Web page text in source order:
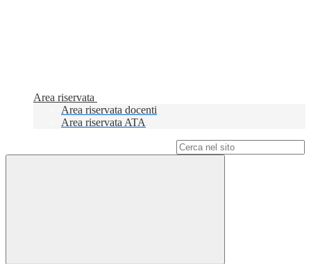
Area riservata
Area riservata docenti
Area riservata ATA